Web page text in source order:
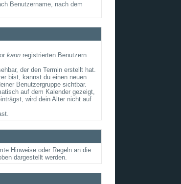
Benutzername, nach dem
kann registrierten Benutzern
der den Termin erstellt hat.
bist, kannst du einen neuen
Benutzergruppe sichtbar.
auf dem Kalender gezeigt,
wird dein Alter nicht auf
Hinweise oder Regeln an die
dargestellt werden.